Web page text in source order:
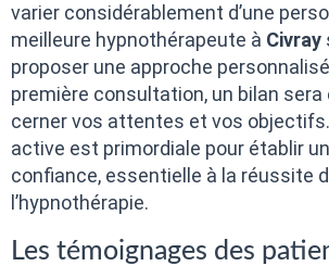
varier considérablement d’une
meilleure hypnothérapeute à Civray
proposer une approche
première consultation, un bilan sera
cerner vos attentes et vos
active est primordiale pour établir
confiance, essentielle à la réussite
l’hypnothérapie.
Les témoignages des